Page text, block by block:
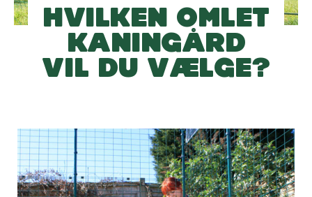
HVILKEN OMLET
KANINGÅRD
VIL DU VÆLGE?